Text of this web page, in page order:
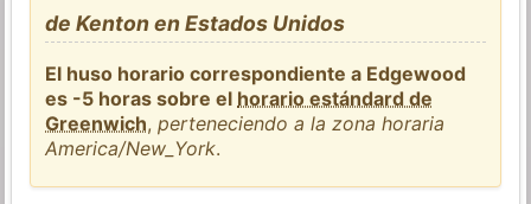
de Kenton en Estados Unidos
El huso horario correspondiente a Edgewood
es -5 horas sobre el horario estándard de
Greenwich,perteneciendo a la zona horaria
America/New_York.